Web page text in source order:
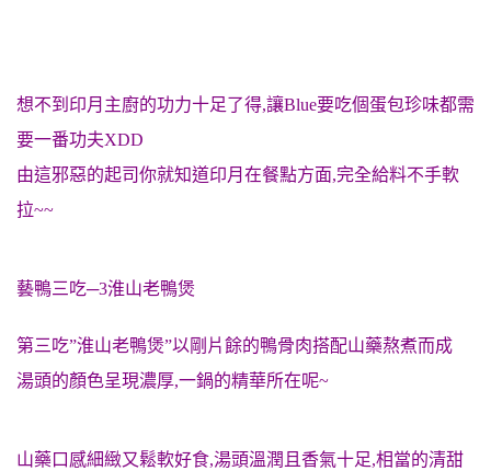
想不到印月主廚的功力十足了得,讓Blue要吃個蛋包珍味都需
要一番功夫XDD
由這邪惡的起司你就知道印月在餐點方面,完全給料不手軟
拉~~
藝鴨三吃─3淮山老鴨煲
第三吃”淮山老鴨煲”以剛片餘的鴨骨肉搭配山藥熬煮而成
湯頭的顏色呈現濃厚,一鍋的精華所在呢~
山藥口感細緻又鬆軟好食,湯頭溫潤且香氣十足,相當的清甜